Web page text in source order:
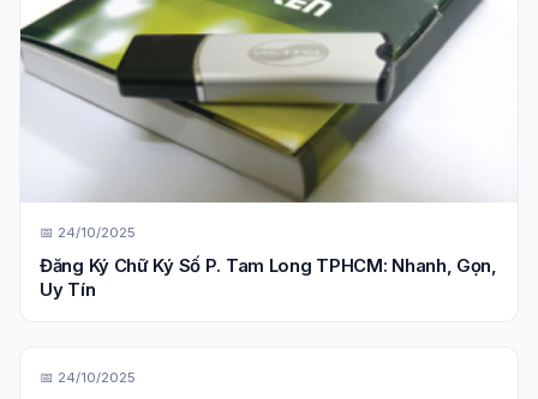
📅 24/10/2025
Đăng Ký Chữ Ký Số P. Tam Long TPHCM: Nhanh, Gọn,
Uy Tín
📅 24/10/2025